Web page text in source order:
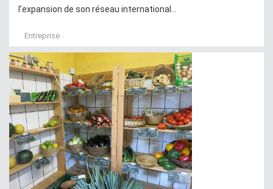
l’expansion de son réseau international...
Entreprise